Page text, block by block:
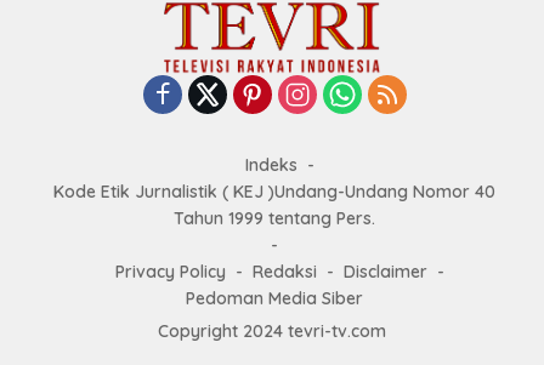
Indeks
Kode Etik Jurnalistik ( KEJ )Undang-Undang Nomor 40
Tahun 1999 tentang Pers.
Privacy Policy Redaksi
Disclaimer
Pedoman Media Siber
Copyright 2024 tevri-tv.com